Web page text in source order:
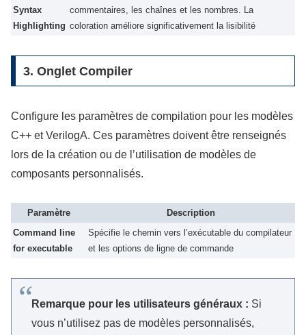
Syntax
Highlighting
commentaires, les chaînes et les nombres. La
coloration améliore significativement la lisibilité
3. Onglet Compiler
Configure les paramètres de compilation pour les modèles
C++ et VerilogA. Ces paramètres doivent être renseignés
lors de la création ou de l’utilisation de modèles de
composants personnalisés.
Paramètre
Description
Command line
for executable
Spécifie le chemin vers l’exécutable du compilateur
et les options de ligne de commande
Remarque pour les utilisateurs généraux : Si
vous n’utilisez pas de modèles personnalisés,